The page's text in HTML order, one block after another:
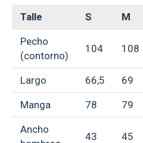
Talle S M
Pecho
(contorno)
104 108
Largo 66,5 69
Manga 78 79
Ancho
43 45